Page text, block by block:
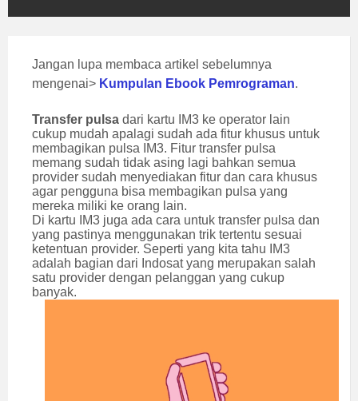
Jangan lupa membaca artikel sebelumnya
mengenai> Kumpulan Ebook Pemrograman.
Transfer pulsa dari kartu IM3 ke operator lain
cukup mudah apalagi sudah ada fitur khusus untuk
membagikan pulsa IM3. Fitur transfer pulsa
memang sudah tidak asing lagi bahkan semua
provider sudah menyediakan fitur dan cara khusus
agar pengguna bisa membagikan pulsa yang
mereka miliki ke orang lain.
Di kartu IM3 juga ada cara untuk transfer pulsa dan
yang pastinya menggunakan trik tertentu sesuai
ketentuan provider. Seperti yang kita tahu IM3
adalah bagian dari Indosat yang merupakan salah
satu provider dengan pelanggan yang cukup
banyak.